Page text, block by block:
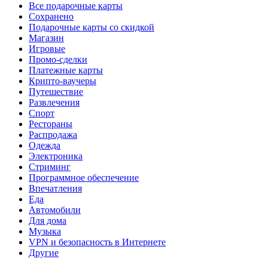
Все подарочные карты
Сохранено
Подарочные карты со скидкой
Магазин
Игровые
Промо-сделки
Платежные карты
Крипто-ваучеры
Путешествие
Развлечения
Спорт
Рестораны
Распродажа
Одежда
Электроника
Стриминг
Программное обеспечение
Впечатления
Еда
Автомобили
Для дома
Музыка
VPN и безопасность в Интернете
Другие